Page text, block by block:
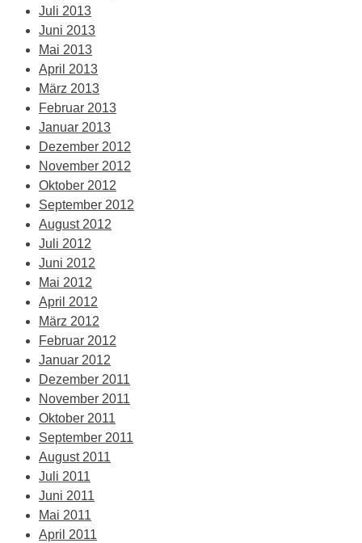
Juli 2013
Juni 2013
Mai 2013
April 2013
März 2013
Februar 2013
Januar 2013
Dezember 2012
November 2012
Oktober 2012
September 2012
August 2012
Juli 2012
Juni 2012
Mai 2012
April 2012
März 2012
Februar 2012
Januar 2012
Dezember 2011
November 2011
Oktober 2011
September 2011
August 2011
Juli 2011
Juni 2011
Mai 2011
April 2011